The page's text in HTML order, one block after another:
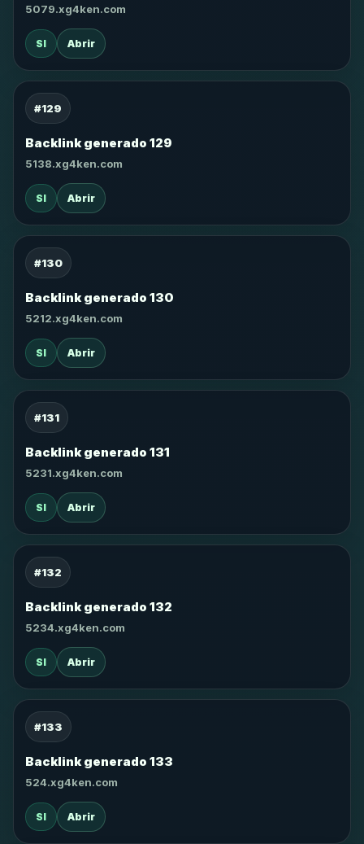
5079.xg4ken.com
SI Abrir
#129
Backlink generado 129
5138.xg4ken.com
SI Abrir
#130
Backlink generado 130
5212.xg4ken.com
SI Abrir
#131
Backlink generado 131
5231.xg4ken.com
SI Abrir
#132
Backlink generado 132
5234.xg4ken.com
SI Abrir
#133
Backlink generado 133
524.xg4ken.com
SI Abrir